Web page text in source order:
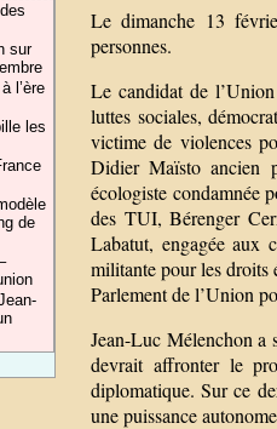
sur
l’ère
les
de
Le dimanche 13
personnes.
Le candidat de
luttes sociales,
victime de violences
Didier Maïsto ancien
écologiste condamnée
des TUI, Bérenger
Labatut, engagée aux
militante pour les droits
Parlement de l’Union
Jean-Luc Mélenchon a
devrait affronter le
diplomatique. Sur ce
une puissance